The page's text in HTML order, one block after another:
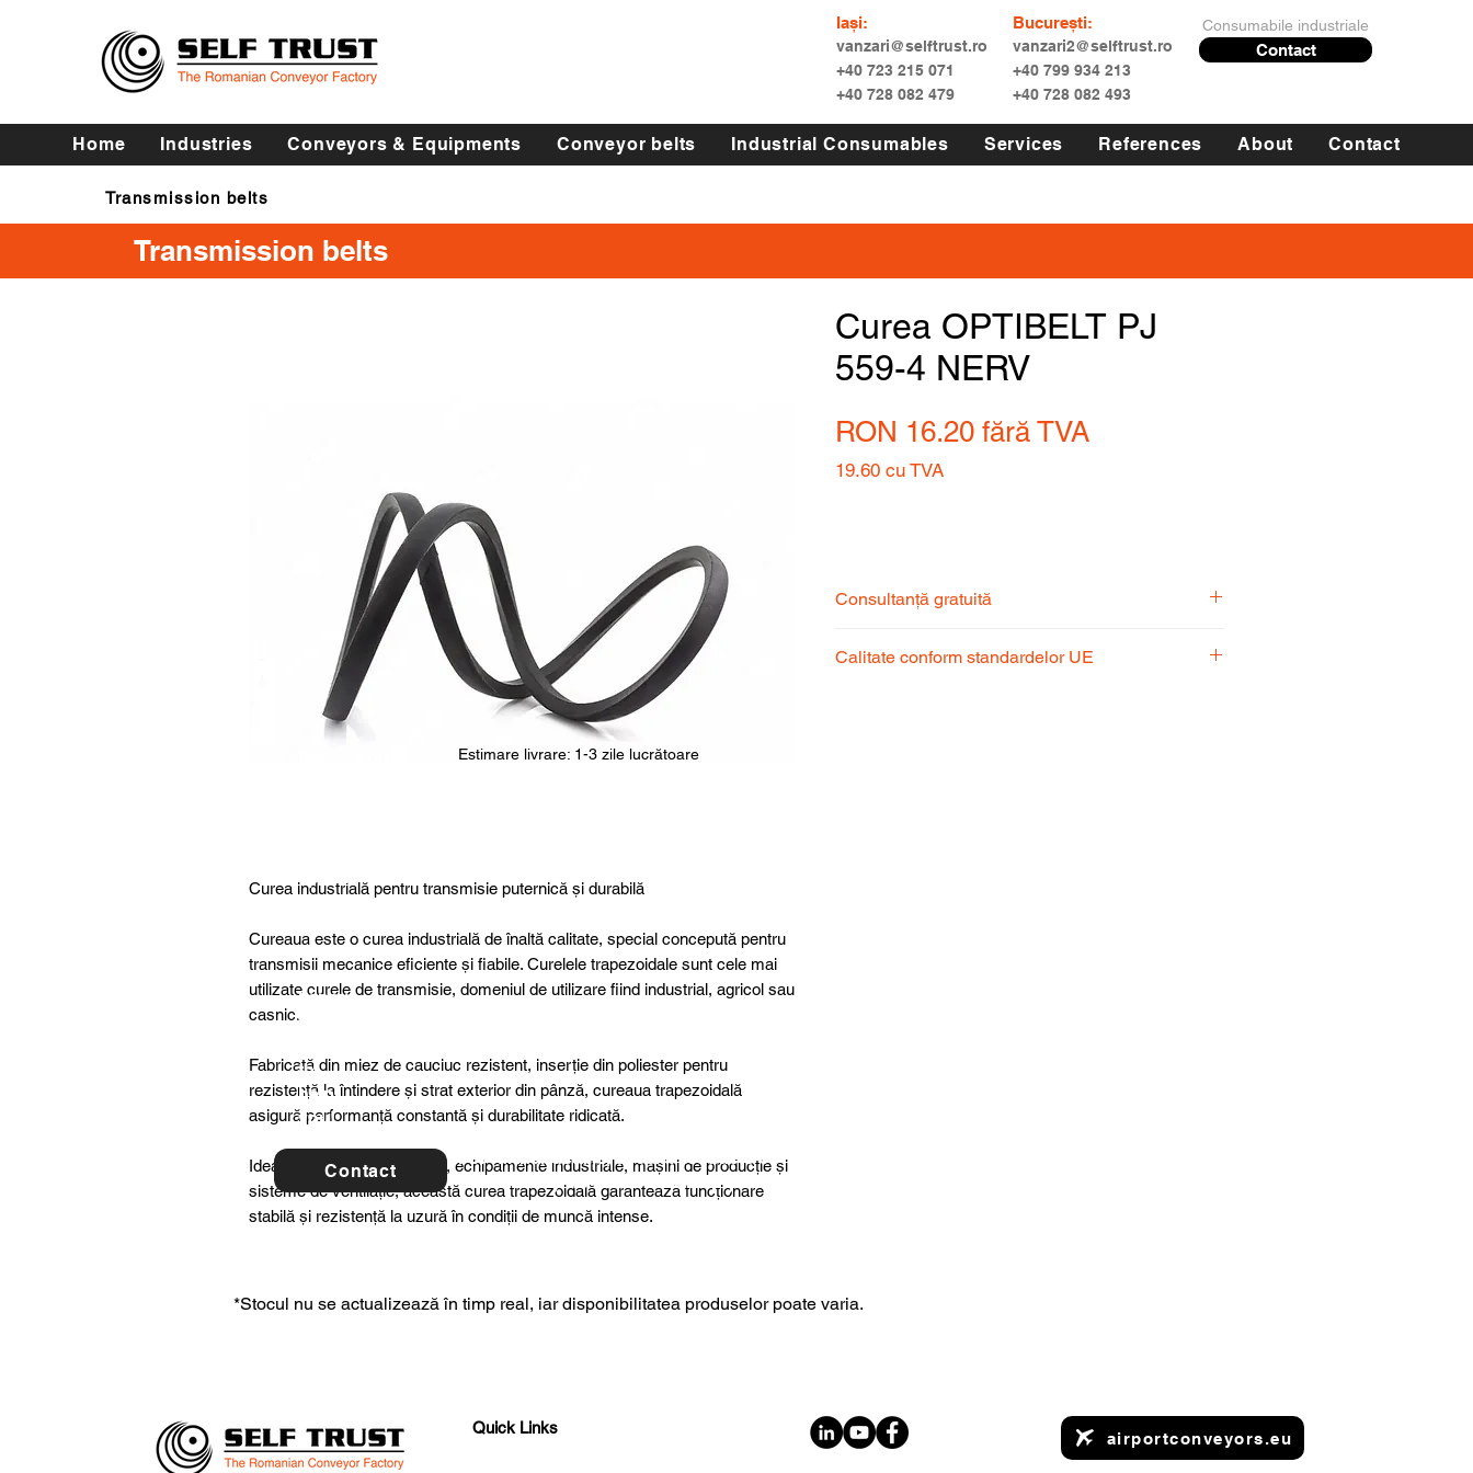
Iași:
vanzari@selftrust.ro
+40 723 215 071
+40 728 082 479
București:
vanzari2@selftrust.ro
+40 799 934 213
+40 728 082 493
Consumabile industriale
Contact
Home Industries Conveyors & Equipments Conveyor belts Industrial Consumables Services References About Contact
Transmission belts
Transmission belts
Transmission belts
Curea industrială pentru transmisie puternică și durabilă
Cureaua este o curea industrială de înaltă calitate, special concepută pentru
transmisii mecanice eficiente și fiabile. Curelele trapezoidale sunt cele mai
utilizate curele de transmisie, domeniul de utilizare fiind industrial, agricol sau
casnic.
Fabricată din miez de cauciuc rezistent, inserție din poliester pentru
rezistență la întindere și strat exterior din pânză, cureaua trapezoidală
asigură performanță constantă și durabilitate ridicată.
Ideală pentru utilaje agricole, echipamente industriale, mașini de producție și
sisteme de ventilație, această curea trapezoidală garantează funcționare
stabilă și rezistență la uzură în condiții de muncă intense.
Curea OPTIBELT PJ
559-4 NERV
RON 16.20 fără TVA
19.60 cu TVA
Consultanță gratuită
pentru a alege produsul potrivit nevoilor
Calitate conform standardelor UE
specia
l
cts or
consu
ltancy
we are
to
help
you!
Contact
Estimare livrare: 1-3 zile lucrătoare
For further details, special products or
consultancy we are here to help you!
*Stocul nu se actualizează în timp real, iar disponibilitatea produselor poate varia.
Quick Links
airportconveyors.eu